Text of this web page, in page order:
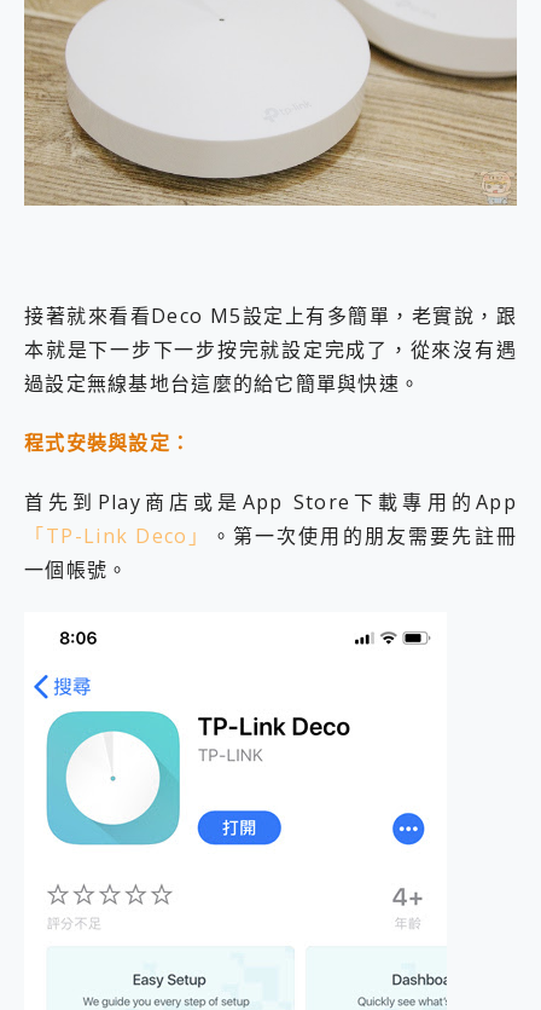
接著就來看看Deco M5設定上有多簡單，老實說，跟
本就是下一步下一步按完就設定完成了，從來沒有遇
過設定無線基地台這麼的給它簡單與快速。
程式安裝與設定：
首先到Play商店或是App Store下載專用的App
「TP-Link Deco」
。第一次使用的朋友需要先註冊
一個帳號。